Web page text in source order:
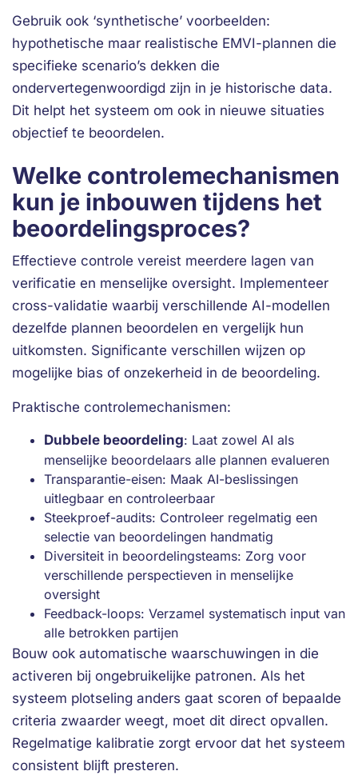
Gebruik ook ‘synthetische’ voorbeelden:
hypothetische maar realistische EMVI-plannen die
specifieke scenario’s dekken die
ondervertegenwoordigd zijn in je historische data.
Dit helpt het systeem om ook in nieuwe situaties
objectief te beoordelen.
Welke controlemechanismen
kun je inbouwen tijdens het
beoordelingsproces?
Effectieve controle vereist meerdere lagen van
verificatie en menselijke oversight. Implementeer
cross-validatie waarbij verschillende AI-modellen
dezelfde plannen beoordelen en vergelijk hun
uitkomsten. Significante verschillen wijzen op
mogelijke bias of onzekerheid in de beoordeling.
Praktische controlemechanismen:
Dubbele beoordeling: Laat zowel AI als
menselijke beoordelaars alle plannen evalueren
Transparantie-eisen: Maak AI-beslissingen
uitlegbaar en controleerbaar
Steekproef-audits: Controleer regelmatig een
selectie van beoordelingen handmatig
Diversiteit in beoordelingsteams: Zorg voor
verschillende perspectieven in menselijke
oversight
Feedback-loops: Verzamel systematisch input van
alle betrokken partijen
Bouw ook automatische waarschuwingen in die
activeren bij ongebruikelijke patronen. Als het
systeem plotseling anders gaat scoren of bepaalde
criteria zwaarder weegt, moet dit direct opvallen.
Regelmatige kalibratie zorgt ervoor dat het systeem
consistent blijft presteren.